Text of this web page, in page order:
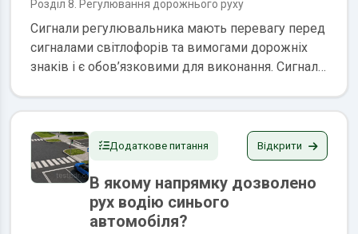
Розділ 8. Регулювання дорожнього руху
Сигнали регулювальника мають перевагу перед
сигналами світлофорів та вимогами дорожніх
знаків і є обов’язковими для виконання. Сигнали
вимоги регулювальника, навіть якщо вони
суперечать сигналам світлофорів, вимогам...
Додаткове питання Відкрити
В якому напрямку дозволено
рух водію синього
автомобіля?